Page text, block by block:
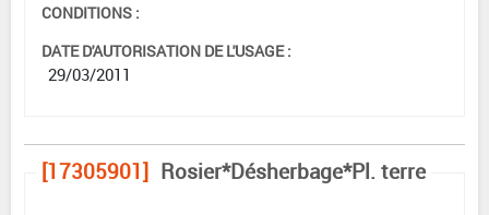
CONDITIONS :
DATE D'AUTORISATION DE L'USAGE :
29/03/2011
[17305901] Rosier*Désherbage*Pl. terre